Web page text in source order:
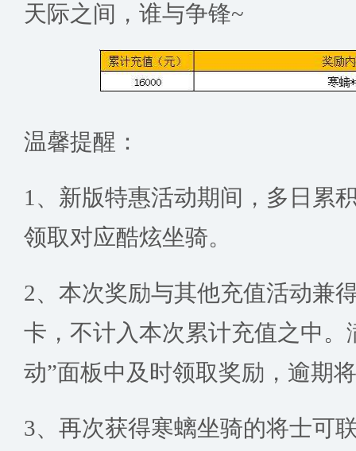
天际之间，谁与争锋~
温馨提醒：
1、新版特惠活动期间，多日累
领取对应酷炫坐骑。
2、本次奖励与其他充值活动兼
卡，不计入本次累计充值之中。
动”面板中及时领取奖励，逾期
3、再次获得寒螭坐骑的将士可